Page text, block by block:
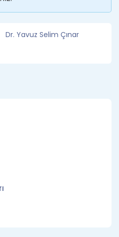
Dr. Yavuz Selim Çınar